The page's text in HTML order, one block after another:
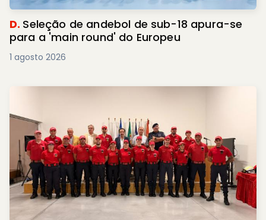
D. Seleção de andebol de sub-18 apura-se
para a 'main round' do Europeu
1 agosto 2026